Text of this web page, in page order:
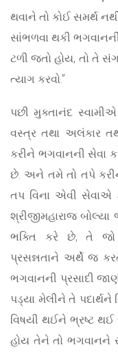
થવાને તો કોઈ સમર્થ
સાંભળવા થકી
ટળી જતો હોય, તો તે
ત્યાગ કરવો.”
પછી મુક્તાનંદ
વસ્ત્ર તથા અલંકાર
કરીને ભગવાનની સેવા
છે. અને તમે તો તપે
તપ વિના એવી સેવાએ
શ્રીજીમહારાજ બોલ્યા
ભક્તિ કરે છે, તે જો
પ્રસન્નતાને અર્થે જ
ભગવાનની પ્રસાદી
પડ્યા મેલીને તે પદાર્થને
વિષયી થઈને ભ્રષ્ટ
હોય તેને તો ભગવાનને